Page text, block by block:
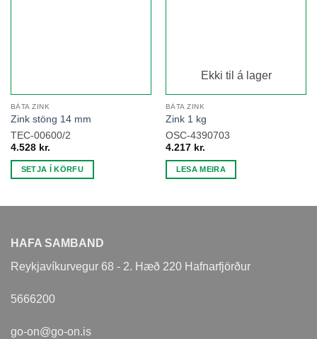
BÁTA ZINK
Zink stöng 14 mm
TEC-00600/2
4.528 kr.
SETJA Í KÖRFU
Ekki til á lager
BÁTA ZINK
Zink 1 kg
OSC-4390703
4.217 kr.
LESA MEIRA
HAFA SAMBAND
Reykjavíkurvegur 68 - 2. Hæð 220 Hafnarfjörður
5666200
go-on@go-on.is